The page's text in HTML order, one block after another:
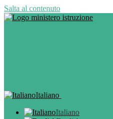
Salta al contenuto
Italiano
Italiano